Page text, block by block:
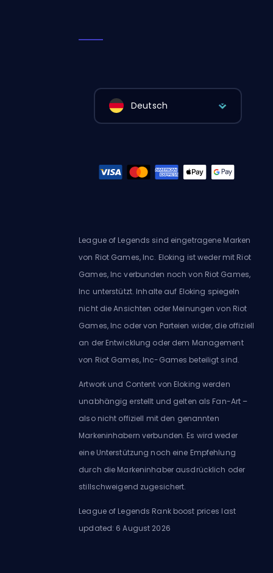
Deutsch
League of Legends sind eingetragene Marken
von Riot Games, Inc. Eloking ist weder mit Riot
Games, Inc verbunden noch von Riot Games,
Inc unterstützt. Inhalte auf Eloking spiegeln
nicht die Ansichten oder Meinungen von Riot
Games, Inc oder von Parteien wider, die offiziell
an der Entwicklung oder dem Management
von Riot Games, Inc-Games beteiligt sind.
Artwork und Content von Eloking werden
unabhängig erstellt und gelten als Fan-Art –
also nicht offiziell mit den genannten
Markeninhabern verbunden. Es wird weder
eine Unterstützung noch eine Empfehlung
durch die Markeninhaber ausdrücklich oder
stillschweigend zugesichert.
League of Legends Rank boost prices last
updated: 6 August 2026